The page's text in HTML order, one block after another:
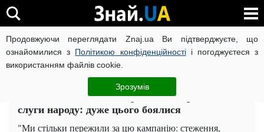
Продовжуючи переглядати Znaj.ua Ви підтверджуєте, що
ознайомилися з Політикою конфіденційностіі погоджуєтеся з
використанням файлів cookie.
Зрозумів
ВІЙНА РОСІЇ ПРОТИ УКРАЇНИ КОРОНАВІРУС В УКРАЇНІ
Політика ЧИТАТЬ НА РУССКОМ
У команді Зеленського розповіли про двійника
слуги народу: дуже цього боялися
"Ми стільки пережили за цю кампанію: стеження,